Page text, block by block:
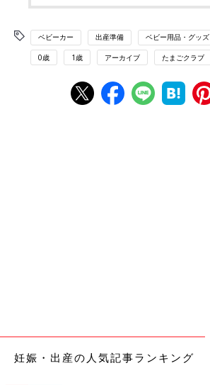
ベビーカー 出産準備 ベビー用品・グッズ
0歳 1歳 アーカイブ たまごクラブ
妊娠・出産の人気記事ランキング